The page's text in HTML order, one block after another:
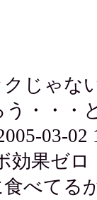
じゃな
・・・
03-02
果ゼロ
べてる